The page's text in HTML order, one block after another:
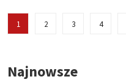
1 2 3 4
Najnowsze